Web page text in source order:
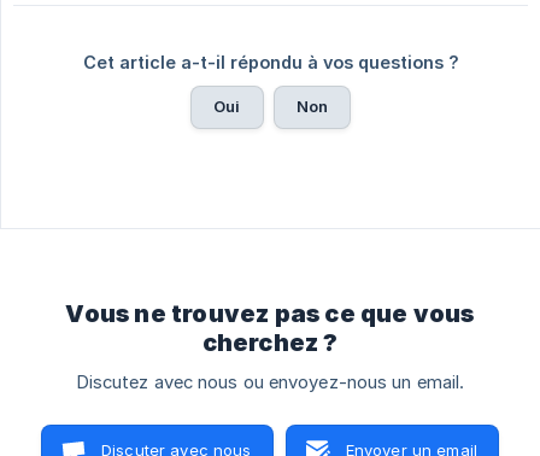
Cet article a-t-il répondu à vos questions ?
Oui Non
Vous ne trouvez pas ce que vous
cherchez ?
Discutez avec nous ou envoyez-nous un email.
Discuter avec nous Envoyer un email